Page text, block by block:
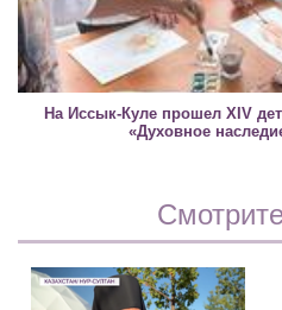
На Иссык-Куле прошел XIV
«Духовное